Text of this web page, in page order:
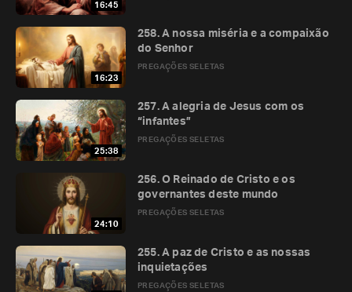
16:45
16:23
PREGAÇÕES SELETAS
258. A nossa miséria e a compaixão
do Senhor
25:38
PREGAÇÕES SELETAS
257. A alegria de Jesus com os
“infantes”
24:10
PREGAÇÕES SELETAS
256. O Reinado de Cristo e os
governantes deste mundo
PREGAÇÕES SELETAS
255. A paz de Cristo e as nossas
inquietações